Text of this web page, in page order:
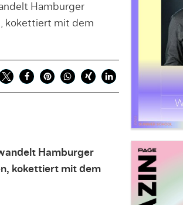
Hamburger
kokettiert mit dem
Hamburger
kokettiert mit dem